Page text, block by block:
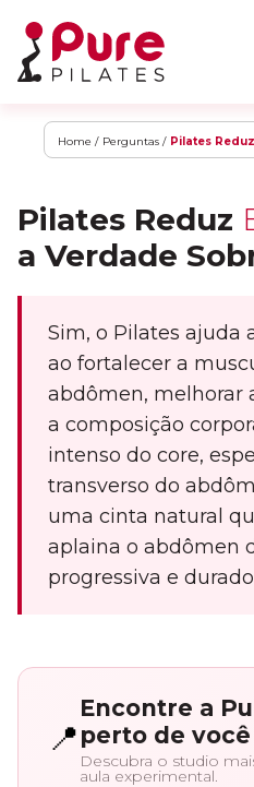
Home / Perguntas / Pilates
Pilates Reduz
a Verdade
Sim, o Pilates ajuda
ao fortalecer a
abdômen, melhorar
a composição
intenso do core,
transverso do
uma cinta natural
aplaina o abdômen
progressiva e
📍
Encontre a
perto de você
Descubra o studio
aula experimental.